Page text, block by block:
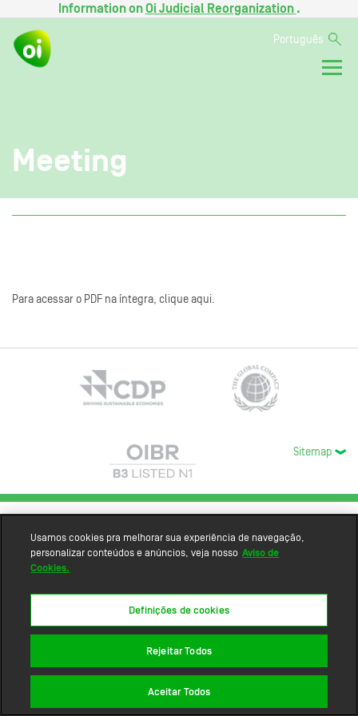
Information onOi Judicial Reorganization .
Português
Meeting
Para acessar o PDF na íntegra, clique aqui.
Sitemap
Usamos cookies pra melhorar sua experiência de navegação,
personalizar conteúdos e anúncios, veja nosso Aviso de
Cookies.
Definições de cookies
Rejeitar Todos
Aceitar Todos